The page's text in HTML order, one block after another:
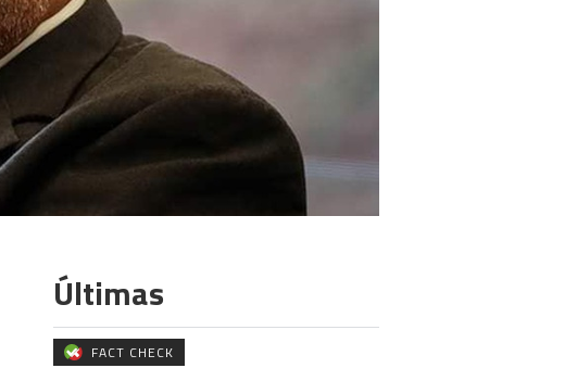
Últimas
FACT CHECK